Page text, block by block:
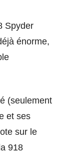
Spyder
énorme,
(seulement
et ses
sur le
918